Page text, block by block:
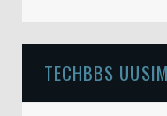
TECHBBS